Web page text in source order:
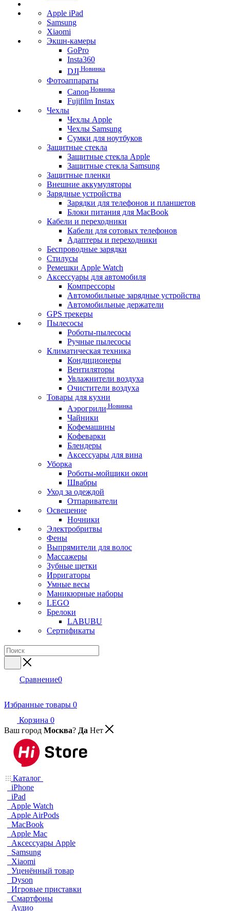
Apple iPad
Samsung
Xiaomi
Экшн-камеры
GoPro
Insta360
DJI Новинка
Фотоаппараты
Canon Новинка
Fujifilm Instax
Чехлы
Чехлы Apple
Чехлы Samsung
Сумки для ноутбуков
Защитные стекла
Защитные стекла Apple
Защитные стекла Samsung
Защитные пленки
Внешние аккумуляторы
Зарядные устройства
Зарядки для телефонов и планшетов
Блоки питания для MacBook
Кабели и переходники
Кабели для сотовых телефонов
Адаптеры и переходники
Беспроводные зарядки
Стилусы
Ремешки Apple Watch
Аксессуары для автомобиля
Компрессоры
Автомобильные зарядные устройства
Автомобильные держатели
GPS трекеры
Пылесосы
Роботы-пылесосы
Ручные пылесосы
Климатическая техника
Кондиционеры
Вентиляторы
Увлажнители воздуха
Очистители воздуха
Товары для кухни
Аэрогрили Новинка
Чайники
Кофемашины
Кофеварки
Блендеры
Аксессуары для вина
Уборка
Роботы-мойщики окон
Швабры
Уход за одеждой
Отпариватели
Освещение
Ночники
Электробритвы
Фены
Выпрямители для волос
Массажеры
Зубные щетки
Ирригаторы
Умные весы
Маникюрные наборы
LEGO
Брелоки
LABUBU
Сертификаты
Сравнение0
Избранные товары 0
Корзина 0
Ваш город Москва? Да Нет
Каталог
iPhone
iPad
Apple Watch
Apple AirPods
MacBook
Apple Mac
Аксессуары Apple
Samsung
Xiaomi
Уценённый товар
Dyson
Игровые приставки
Смартфоны
Аудио